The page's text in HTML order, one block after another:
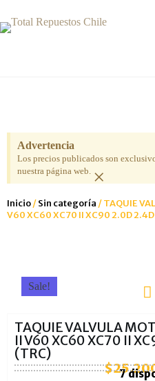
Advertencia
Los precios publicados son
nuestra página web. ×
Inicio/Sin categoría / TAQUIE
V60 XC60 XC70 II XC90 2.0D 2.4D
Sale!
TAQUIE VALVULA
II V60 XC60 XC70 II
(TRC)
$ 7